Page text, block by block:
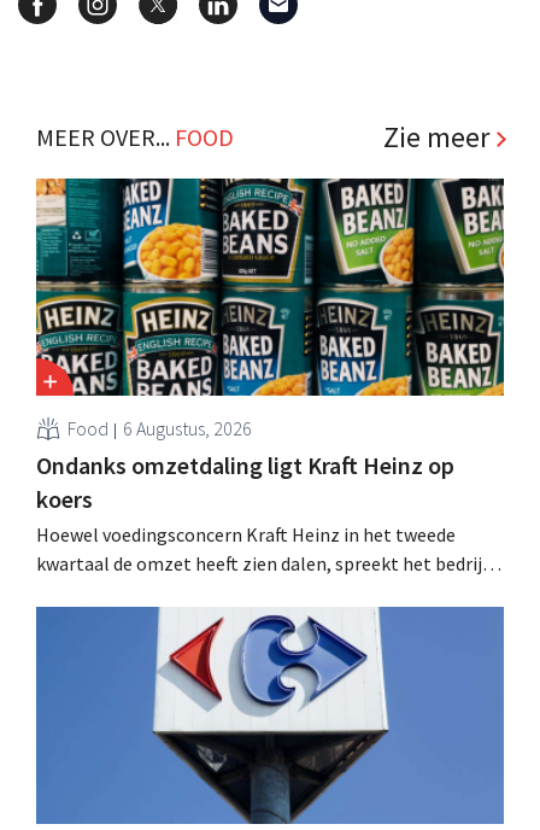
MEER OVER... FOOD Zie meer
Food 6 Augustus, 2026
Ondanks omzetdaling ligt Kraft Heinz op
koers
Hoewel voedingsconcern Kraft Heinz in het tweede
kwartaal de omzet heeft zien dalen, spreekt het bedrijf
multinational verhoogt de investeringen en de
vooruitzichten.